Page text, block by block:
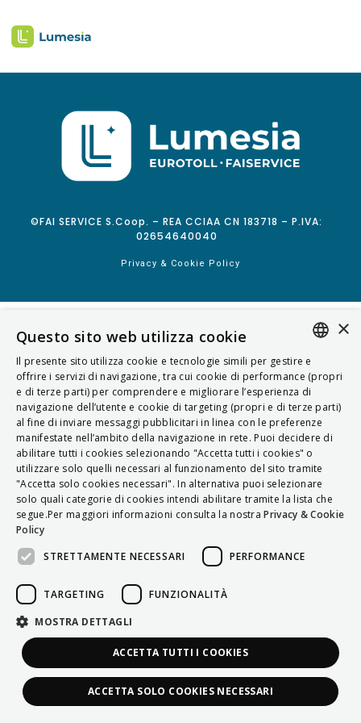
©FAI SERVICE S.Coop. – REA CCIAA CN 183718 – P.IVA:
02654640040
Privacy & Cookie Policy
ITALIAN
ENGLISH
FRENCH
HUNGARIAN
DEUTSCH
POLSKI
PORTUGUÊS
×
Questo sito web utilizza cookie
Il presente sito utilizza cookie e tecnologie simili per gestire e
offrire i servizi di navigazione, tra cui cookie di performance (propri
e di terze parti) per comprendere e migliorare l’esperienza di
navigazione dell’utente e cookie di targeting (propri e di terze parti)
al fine di inviare messaggi pubblicitari in linea con le preferenze
manifestate nell’ambito della navigazione in rete. Puoi decidere di
abilitare tutti i cookies selezionando "Accetta tutti i cookies" o
utilizzare solo quelli necessari al funzionamento del sito tramite
"Accetta solo cookies necessari". In alternativa puoi selezionare
solo quali categorie di cookies intendi abilitare tramite la lista che
segue.Per maggiori informazioni consulta la nostra Privacy & Cookie
Policy
STRETTAMENTE NECESSARI
PERFORMANCE
TARGETING FUNZIONALITÀ
MOSTRA DETTAGLI
ACCETTA TUTTI I COOKIES
ACCETTA SOLO COOKIES NECESSARI